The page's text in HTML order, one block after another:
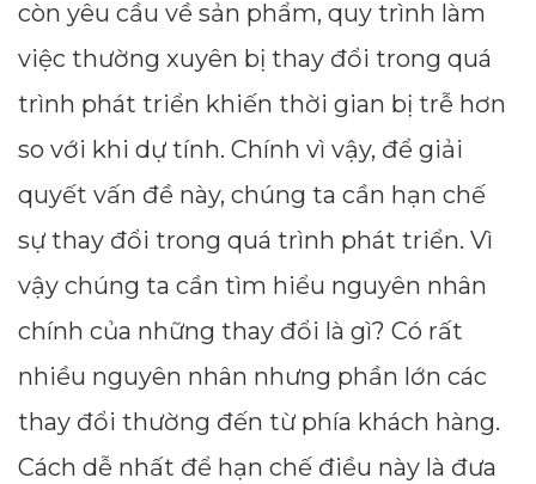
còn yêu cầu về sản phẩm, quy trình làm
việc thường xuyên bị thay đổi trong quá
trình phát triển khiến thời gian bị trễ hơn
so với khi dự tính. Chính vì vậy, để giải
quyết vấn đề này, chúng ta cần hạn chế
sự thay đổi trong quá trình phát triển. Vì
vậy chúng ta cần tìm hiểu nguyên nhân
chính của những thay đổi là gì? Có rất
nhiều nguyên nhân nhưng phần lớn các
thay đổi thường đến từ phía khách hàng.
Cách dễ nhất để hạn chế điều này là đưa